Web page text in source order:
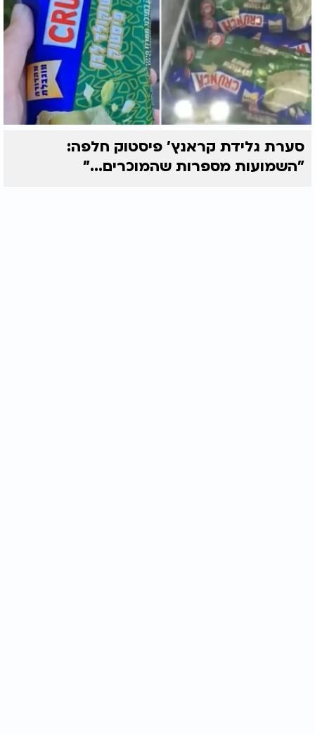
והורדת את שיבתו ביגון שאולה", ובסוף אחרי פטירת
דוד הנביא מספר באריכות איך שלמה הוציא להריגה את
שמעי בן גרא).
ובעוד דוד עובר צער ובושה וחרפה, מתפלל דוד
להקב"ה שלא ישמעו את עצתו של דואג, משום שעצותיו
מסוכנות והנה אבשלום, דואג וכל המורדים בית דוד
ישבו לטכס עצה איך להרוג את דוד המלך וכשלא קיבלו
את עצתו אמרו חז"ל עלה לגג הבניין קפץ והרג את עצמו.
ועליו דורשת הגמרא "אנשי דמים ומירמה לא יחצו
ימיהם" ובסוף ניסיון קשה זה של דוד בנו אבשלום אשר
סערת גלידת קראנץ' פיסטוק חלפה:
"השמועות מספרות שהמוכרים..."